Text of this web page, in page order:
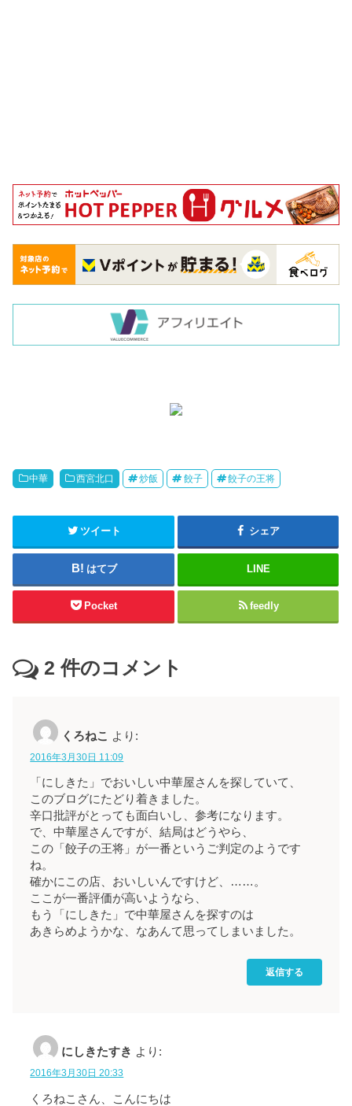
中華 西宮北口 炒飯 餃子 餃子の王将
ツイート シェア
はてブ LINE
Pocket feedly
2 件のコメント
くろねこ より:
2016年3月30日 11:09
「にしきた」でおいしい中華屋さんを探していて、
このブログにたどり着きました。
辛口批評がとっても面白いし、参考になります。
で、中華屋さんですが、結局はどうやら、
この「餃子の王将」が一番というご判定のようです
ね。
確かにこの店、おいしいんですけど、……。
ここが一番評価が高いようなら、
もう「にしきた」で中華屋さんを探すのは
あきらめようかな、なあんて思ってしまいました。
返信する
にしきたすき より:
2016年3月30日 20:33
くろねこさん、こんにちは